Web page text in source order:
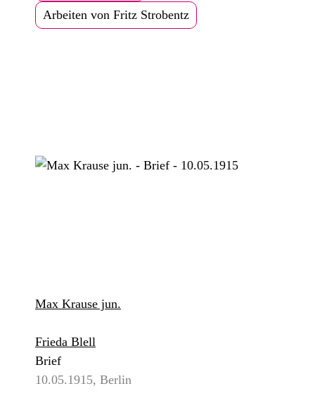
Arbeiten von Fritz Strobentz
Max Krause jun.
Frieda Blell
Brief
10.05.1915, Berlin